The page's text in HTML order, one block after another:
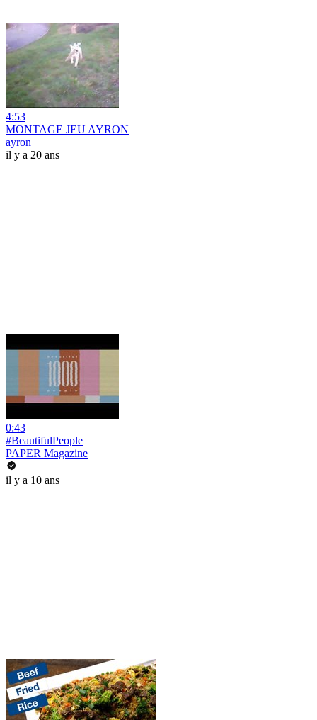
4:53
MONTAGE JEU AYRON
ayron
il y a 20 ans
0:43
#BeautifulPeople
PAPER Magazine
il y a 10 ans